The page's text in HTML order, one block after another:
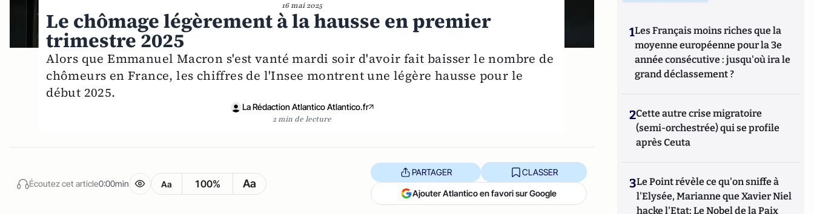
16 mai 2025
Le chômage légèrement à la hausse en premier
trimestre 2025
Alors que Emmanuel Macron s'est vanté mardi soir d'avoir fait baisser le nombre de
chômeurs en France, les chiffres de l'Insee montrent une légère hausse pour le
début 2025.
La Rédaction Atlantico Atlantico.fr
2 min de lecture
Écoutez cet article0:00min Aa 100% Aa
PARTAGER CLASSER
Ajouter Atlantico en favori sur Google
1Les Français moins riches que la
moyenne européenne pour la 3e
année consécutive : jusqu'où ira le
grand déclassement ?
2Cette autre crise migratoire
(semi-orchestrée) qui se profile
après Ceuta
3Le Point révèle ce qu'on sniffe à
l'Elysée, Marianne que Xavier Niel
hacke l'Etat; Le Nobel de la Paix